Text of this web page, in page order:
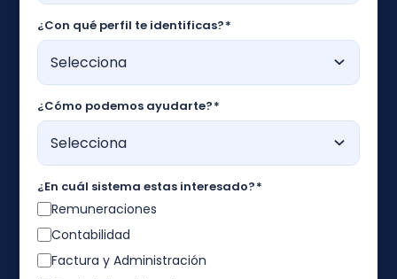
¿Con qué perfil te identificas?*
¿Cómo podemos ayudarte?*
¿En cuál sistema estas interesado?*
Remuneraciones
Contabilidad
Factura y Administración